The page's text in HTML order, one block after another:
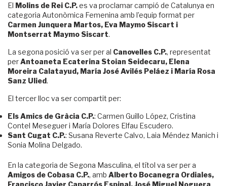
El Molins de Rei C.P.es va proclamar campió de Catalunya en
categoria Autonòmica Femenina amb l’equip format per
Carmen Junquera Martos, Eva Maymo Siscart i
Montserrat Maymo Siscart.
La segona posició va ser per al Canovelles C.P., representat
perAntoaneta Ecaterina Stoian Seidecaru, Elena
Moreira Calatayud, María José Avilés Peláez i María Rosa
Sanz Ulied.
El tercer lloc va ser compartit per:
Els Amics de Gràcia C.P.: Carmen Guillo López, Cristina
Contel Meseguer i María Dolores Elfau Escudero.
Sant Cugat C.P.: Susana Reverte Calvo, Laia Méndez Manich i
Sonia Molina Delgado.
En la categoria de Segona Masculina, el títol va ser per a
Amigos de Cobasa C.P., amb Alberto Bocanegra Ordiales,
Francisco Javier Caparrós Espinal, José Miguel Noguera